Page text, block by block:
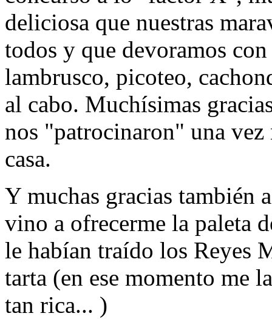
deliciosa que nuestras
todos y que devoramos
lambrusco, picoteo,
al cabo. Muchísimas
nos "patrocinaron" una vez
casa.
Y muchas gracias también
vino a ofrecerme la paleta
le habían traído los Reyes
tarta (en ese momento me
tan rica... )